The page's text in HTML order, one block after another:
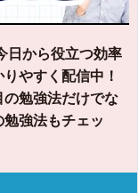
日から役立つ効率
やすく配信中！
勉強法だけでな
強法もチェッ